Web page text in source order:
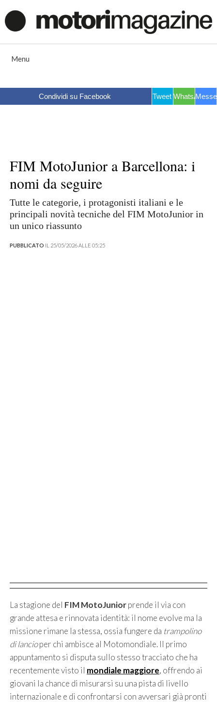
al
contenuto
Menu
Condividi su Facebook Tweet WhatsApp
FIM MotoJunior a Barcellona: i
nomi da seguire
Tutte le categorie, i protagonisti italiani e le
principali novità tecniche del FIM MotoJunior in
un unico riassunto
PUBBLICATO IL 25/05/2026 ALLE 05:25
La stagione del FIM MotoJuniorprende il via con
grande attesa e rinnovata identità: il nome evolve ma la
missione rimane la stessa, ossia fungere da trampolino
di lancioper chi ambisce al Motomondiale. Il primo
appuntamento si disputa sullo stesso tracciato che ha
recentemente visto il mondiale maggiore, offrendo ai
giovani la chance di misurarsi su una pista di livello
internazionale e di confrontarsi con avversari già pronti